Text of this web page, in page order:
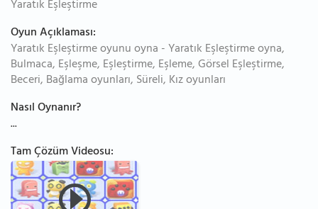
Yaratık Eşleştirme
Oyun Açıklaması:
Yaratık Eşleştirme oyunu oyna - Yaratık Eşleştirme oyna,
Bulmaca, Eşleşme, Eşleştirme, Eşleme, Görsel Eşleştirme,
Beceri, Bağlama oyunları, Süreli, Kız oyunları
Nasıl Oynanır?
...
Tam Çözüm Videosu: